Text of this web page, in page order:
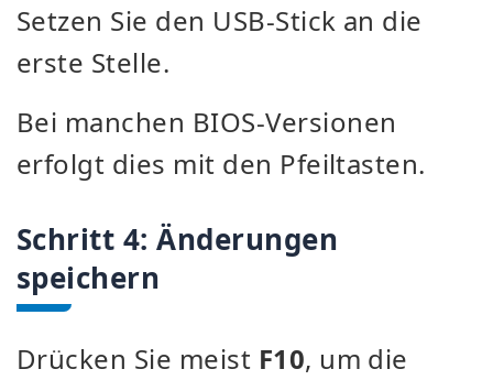
Setzen Sie den USB-Stick an die
erste Stelle.
Bei manchen BIOS-Versionen
erfolgt dies mit den Pfeiltasten.
Schritt 4: Änderungen
speichern
Drücken Sie meist F10, um die